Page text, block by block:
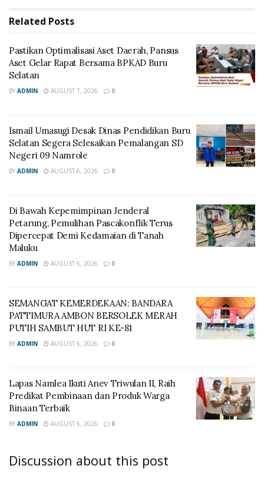
Related Posts
Pastikan Optimalisasi Aset Daerah, Pansus
Aset Gelar Rapat Bersama BPKAD Buru
Selatan
BY ADMIN AUGUST 7, 2026 0
Ismail Umasugi Desak Dinas Pendidikan Buru
Selatan Segera Selesaikan Pemalangan SD
Negeri 09 Namrole
BY ADMIN AUGUST 6, 2026 0
Di Bawah Kepemimpinan Jenderal
Petarung, Pemulihan Pascakonflik Terus
Dipercepat Demi Kedamaian di Tanah
Maluku
BY ADMIN AUGUST 6, 2026 0
SEMANGAT KEMERDEKAAN: BANDARA
PATTIMURA AMBON BERSOLEK MERAH
PUTIH SAMBUT HUT RI KE-81
BY ADMIN AUGUST 6, 2026 0
Lapas Namlea Ikuti Anev Triwulan II, Raih
Predikat Pembinaan dan Produk Warga
Binaan Terbaik
BY ADMIN AUGUST 6, 2026 0
Discussion about this post